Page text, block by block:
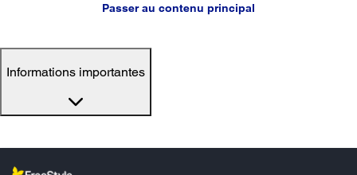
Passer au contenu principal
Informations importantes